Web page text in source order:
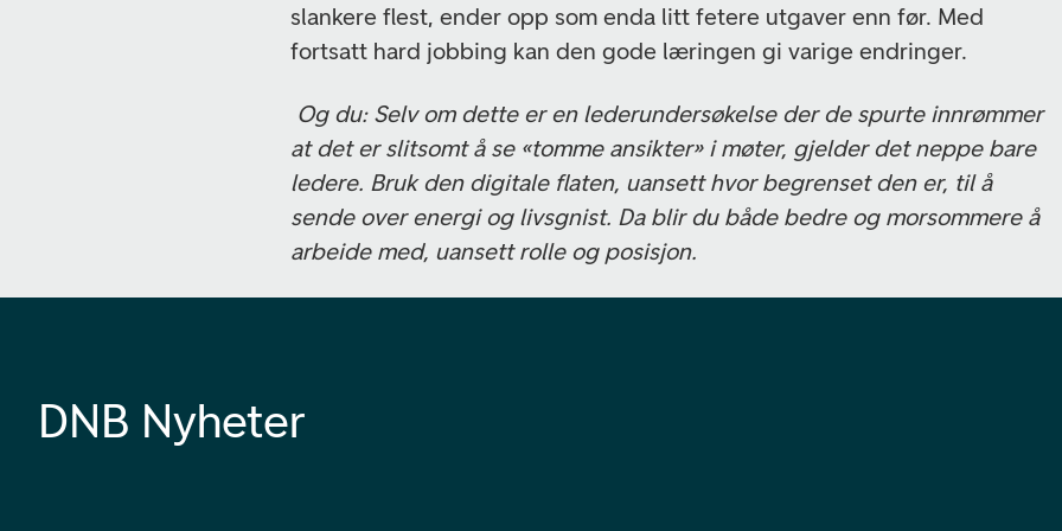
slankere flest, ender opp som enda litt fetere utgaver enn før. Med
fortsatt hard jobbing kan den gode læringen gi varige endringer.
Og du: Selv om dette er en lederundersøkelse der de spurte innrømmer
at det er slitsomt å se «tomme ansikter» i møter, gjelder det neppe bare
ledere. Bruk den digitale flaten, uansett hvor begrenset den er, til å
sende over energi og livsgnist. Da blir du både bedre og morsommere å
arbeide med, uansett rolle og posisjon.
DNB Nyheter